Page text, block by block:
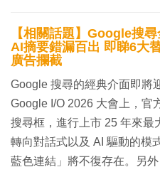
【相關話題】Google搜
AI摘要錯漏百出 即睇6大
廣告攔截
Google 搜尋的經典介面即將
Google I/O 2026 大會上，官
搜尋框，進行上市 25 年來最
轉向對話式以及 AI 驅動的模
藍色連結」將不復存在。另